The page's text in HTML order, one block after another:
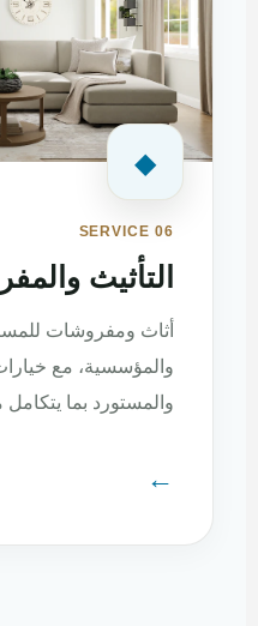
◆
SERVICE 06
التأثيث
أثاث ومفروشات
والمؤسسية، مع
والمستورد بما يتكامل
←